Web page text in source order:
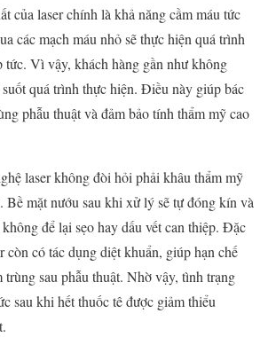
của laser chính là khả năng cầm máu tức
các mạch máu nhỏ sẽ thực hiện quá trình
tức. Vì vậy, khách hàng gần như không
quá trình thực hiện. Điều này giúp bác
phẫu thuật và đảm bảo tính thẩm mỹ cao
laser không đòi hỏi phải khâu thẩm mỹ
Bề mặt nướu sau khi xử lý sẽ tự đóng kín và
để lại sẹo hay dấu vết can thiệp. Đặc
còn có tác dụng diệt khuẩn, giúp hạn chế
sau phẫu thuật. Nhờ vậy, tình trạng
sau khi hết thuốc tê được giảm thiểu